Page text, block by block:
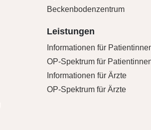
Beckenbodenzentrum
Leistungen
Informationen für
OP-Spektrum für
Informationen für Ärzte
OP-Spektrum für Ärzte